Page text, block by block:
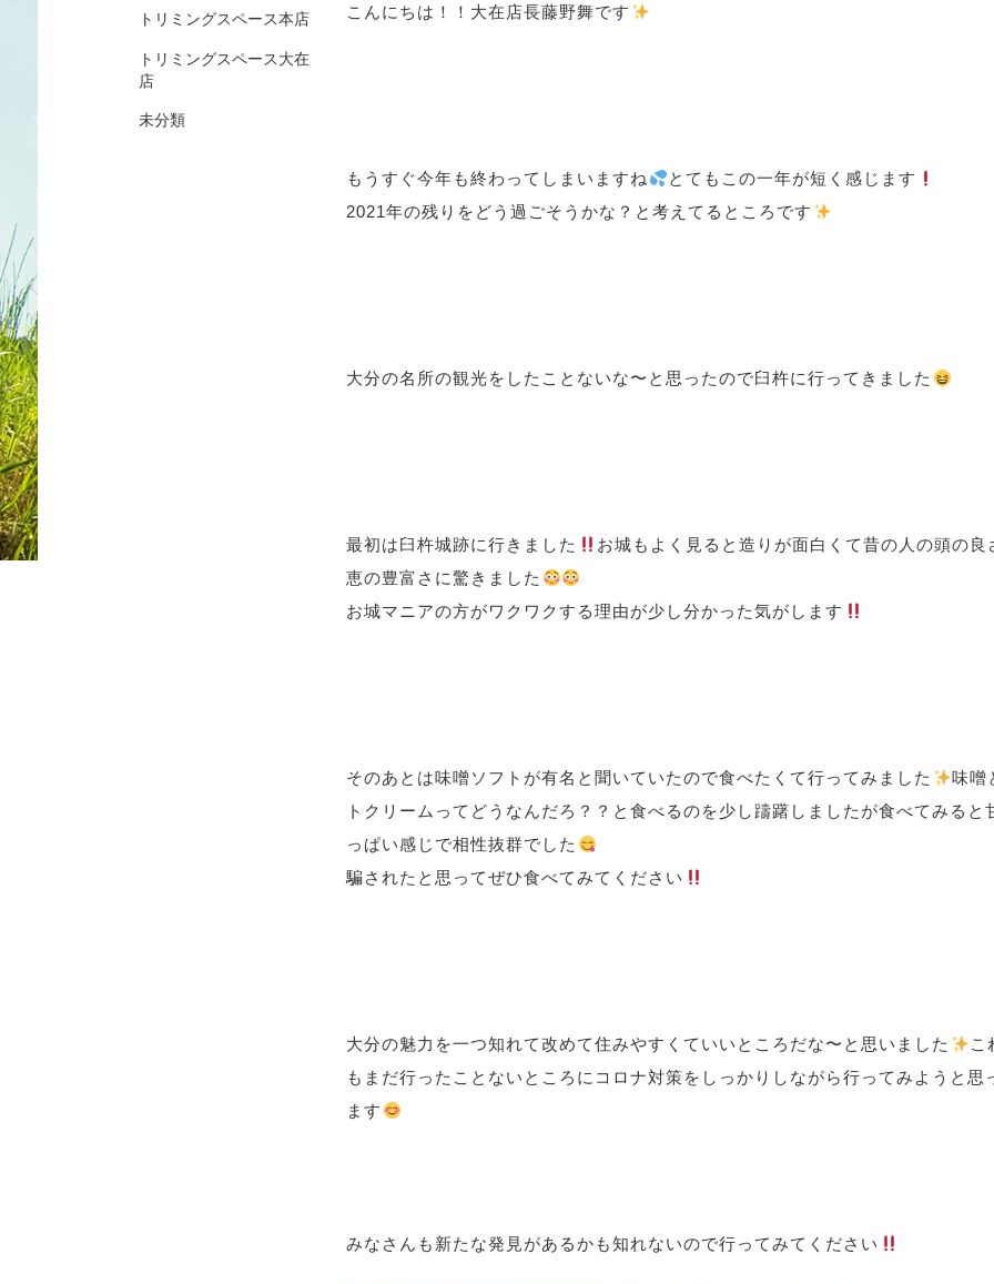
トリミングスペース本店
トリミングスペース大在
店
未分類
こんにちは！！大在店長藤野舞です
もうすぐ今年も終わってしまいますね
とてもこの一年が短く感じます
2021年の残りをどう過ごそうかな？と考えてるところです
大分の名所の観光をしたことないな〜と思ったので臼杵に行ってきました
最初は臼杵城跡に行きました
お城もよく見ると造りが面白くて昔の人の頭の良
恵の豊富さに驚きました
お城マニアの方がワクワクする理由が少し分かった気がします
そのあとは味噌ソフトが有名と聞いていたので食べたくて行ってみました
味噌
トクリームってどうなんだろ？？と食べるのを少し躊躇しましたが食べてみると
っぱい感じで相性抜群でした
騙されたと思ってぜひ食べてみてください
大分の魅力を一つ知れて改めて住みやすくていいところだな〜と思いました
こ
もまだ行ったことないところにコロナ対策をしっかりしながら行ってみようと思
ます
みなさんも新たな発見があるかも知れないので行ってみてください